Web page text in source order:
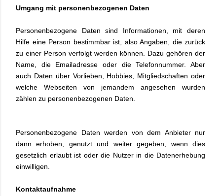
Umgang mit personenbezogenen Daten
Personenbezogene Daten sind Informationen, mit deren
Hilfe eine Person bestimmbar ist, also Angaben, die zurück
zu einer Person verfolgt werden können. Dazu gehören der
Name, die Emailadresse oder die Telefonnummer. Aber
auch Daten über Vorlieben, Hobbies, Mitgliedschaften oder
welche Webseiten von jemandem angesehen wurden
zählen zu personenbezogenen Daten.
Personenbezogene Daten werden von dem Anbieter nur
dann erhoben, genutzt und weiter gegeben, wenn dies
gesetzlich erlaubt ist oder die Nutzer in die Datenerhebung
einwilligen.
Kontaktaufnahme